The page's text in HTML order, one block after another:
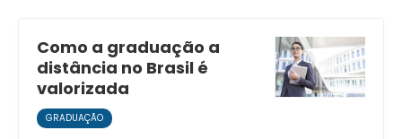
Como a graduação a
distância no Brasil é
valorizada
GRADUAÇÃO